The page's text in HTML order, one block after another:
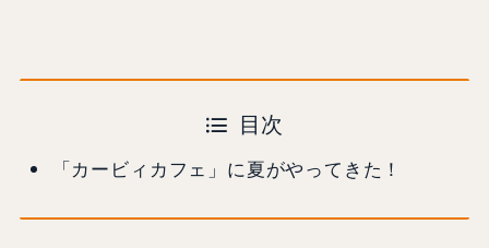
目次
「カービィカフェ」に夏がやってきた！